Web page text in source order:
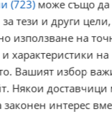
РЕКЛАМА
(723)може също да
тези и други цели,
използване на
характеристики на
Вашият избор
Някои
законен интерес